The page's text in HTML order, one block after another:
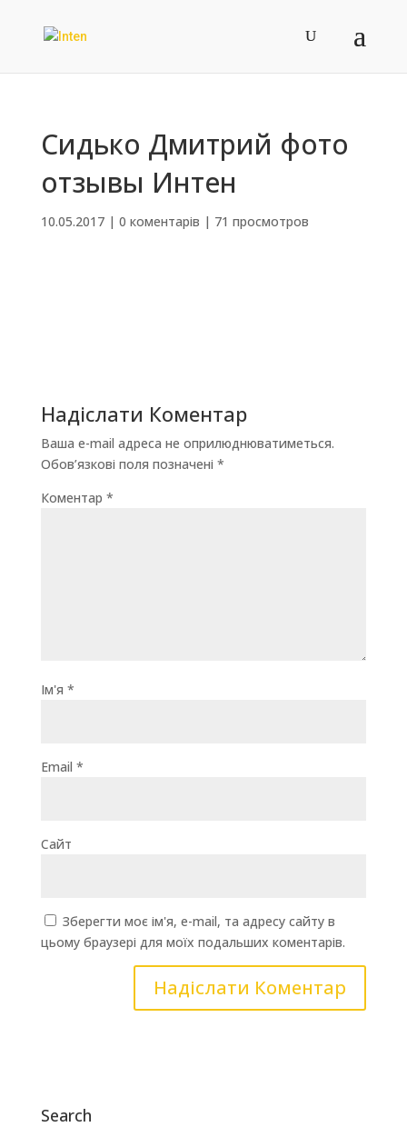
Сидько Дмитрий фото
отзывы Интен
10.05.2017| 0 коментарів | 71 просмотров
Надіслати Коментар
Ваша e-mail адреса не оприлюднюватиметься.
Обов’язкові поля позначені *
Коментар *
Ім'я *
Email *
Сайт
Зберегти моє ім'я, e-mail, та адресу сайту в
цьому браузері для моїх подальших коментарів.
Search